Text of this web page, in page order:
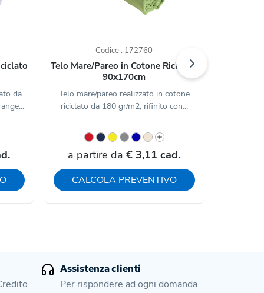
da
Codice : 172760
Telo Mare/Pareo in Cotone Riciclato
90x170cm
Telo mare/pareo realizzato in cotone
riciclato da 180 gr/m2, rifinito con...
a partire da € 3,11 cad.
CALCOLA PREVENTIVO
Assistenza clienti
Per rispondere ad ogni domanda